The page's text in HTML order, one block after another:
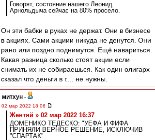
Говорят, состояние нашего Леонид
Арнольдыча сейчас на 80% просело.
Он эти бабки в руках не держат. Они в бизнесе
в акциях. Сами акциии никуда не денутся. Они
рано или поздно поднимутся. Ещё навариться.
Какая разница сколько стоят акции если
снимать их не собираешься. Как один олигарх
сказал что деньги в г.... не нужны.
митхун -
02 мар 2022 18:06
Жентяй » 02 мар 2022 16:37
ДОМЕНИКО ТЕДЕСКО: "УЕФА И ФИФА
ПРИНЯЛИ ВЕРНОЕ РЕШЕНИЕ, ИСКЛЮЧИВ
"СПАРТАК"